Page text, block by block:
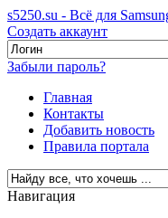
s5250.su - Всё для
Создать аккаунт
Забыли пароль?
Главная
Контакты
Добавить новость
Правила портала
Навигация